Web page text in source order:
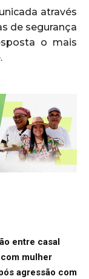
através
de segurança
o mais
entre casal
mulher
agressão com